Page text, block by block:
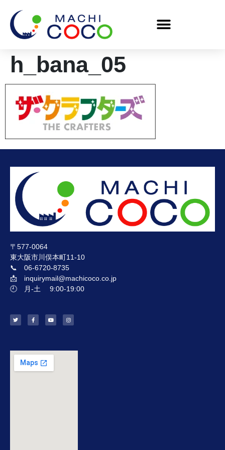
h_bana_05
〒577-0064
東大阪市川俣本町11-10
📞 06-6720-8735
📩 inquirymail@machicoco.co.jp
🕘 月-土 9:00-19:00